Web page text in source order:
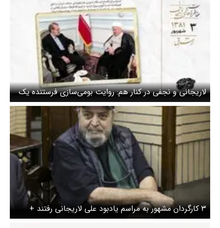
لاریجانی و نجفی در کنار هم: روایت بومی‌سازی فرستنده یک
مگاواتی
۳ کارگردان مشهور به مراسم یادبود علی لاریجانی رفتند +
عکس